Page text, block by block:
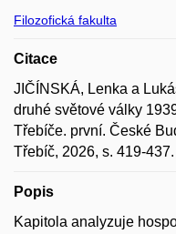
Filozofická fakulta
Citace
JIČÍNSKÁ, Lenka a
druhé světové války
Třebíče. první. České
Třebíč, 2026, s. 419-
Popis
Kapitola analyzuje